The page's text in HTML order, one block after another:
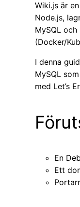
Wiki.js är
Node.js,
MySQL
(Docker/
I denna
MySQL
med Let’s
En
Ett